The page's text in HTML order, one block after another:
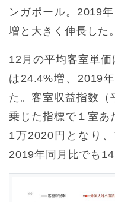
ンガポール。2019
増と大きく伸長した。
12月の平均客室単
は24.4%増、2019
た。客室収益指数（
乗じた指標で１室あ
1万2020円となり
2019年同月比でも